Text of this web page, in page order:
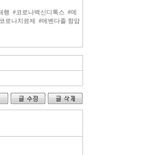
행 #코로나백신디톡스 #메
로나치료제 #메벤다졸 항암